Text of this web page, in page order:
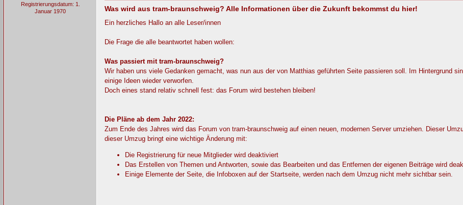
Registrierungsdatum: 1.
Januar 1970
Was wird aus tram-braunschweig? Alle Informationen über die Zukunft bekommst du hier!
Ein herzliches Hallo an alle Leser/innen
Die Frage die alle beantwortet haben wollen:
Was passiert mit tram-braunschweig?
Wir haben uns viele Gedanken gemacht, was nun aus der von Matthias geführten Seite passieren soll. Im Hintergrund
einige Ideen wieder verworfen.
Doch eines stand relativ schnell fest: das Forum wird bestehen bleiben!
Die Pläne ab dem Jahr 2022:
Zum Ende des Jahres wird das Forum von tram-braunschweig auf einen neuen, modernen Server umziehen. Dieser
dieser Umzug bringt eine wichtige Änderung mit:
Die Registrierung für neue Mitglieder wird deaktiviert
Das Erstellen von Themen und Antworten, sowie das Bearbeiten und das Entfernen der eigenen Beiträge wird
Einige Elemente der Seite, die Infoboxen auf der Startseite, werden nach dem Umzug nicht mehr sichtbar sein.